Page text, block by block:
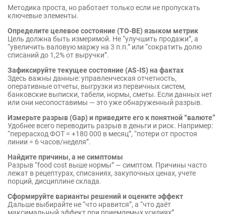
Методика проста, но работает только если не пропускать
ключевые элементы.
Определите целевое состояние (TO-BE) языком метрик
Цель должна быть измеримой. Не “улучшить продажи”, а
“увеличить валовую маржу на 3 п.п.” или “сократить долю
списаний до 1,2% от выручки”.
Зафиксируйте текущее состояние (AS-IS) на фактах
Здесь важны данные: управленческая отчетность,
оперативные отчеты, выгрузки из первичных систем,
банковские выписки, табели, нормы, сметы. Если данных нет
или они несопоставимы — это уже обнаруженный разрыв.
Измерьте разрыв (Gap) и приведите его к понятной “валюте”
Удобнее всего переводить разрыв в деньги и риск. Например:
“перерасход ФОТ = +180 000 в месяц”, “потери от простоя
линии = 6 часов/неделя”.
Найдите причины, а не симптомы
Разрыв “food cost выше нормы” — симптом. Причины часто
лежат в рецептурах, списаниях, закупочных ценах, учете
порций, дисциплине склада.
Сформируйте варианты решений и оцените эффект
Дальше выбирайте не “что нравится”, а “что даёт